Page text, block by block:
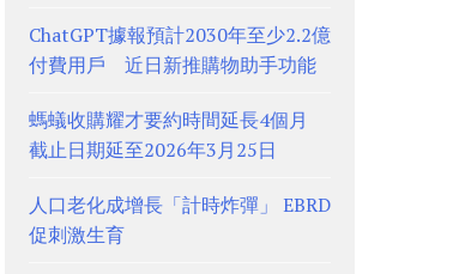
ChatGPT據報預計2030年至少2.2億
付費用戶 近日新推購物助手功能
螞蟻收購耀才要約時間延長4個月
截止日期延至2026年3月25日
人口老化成增長「計時炸彈」 EBRD
促刺激生育